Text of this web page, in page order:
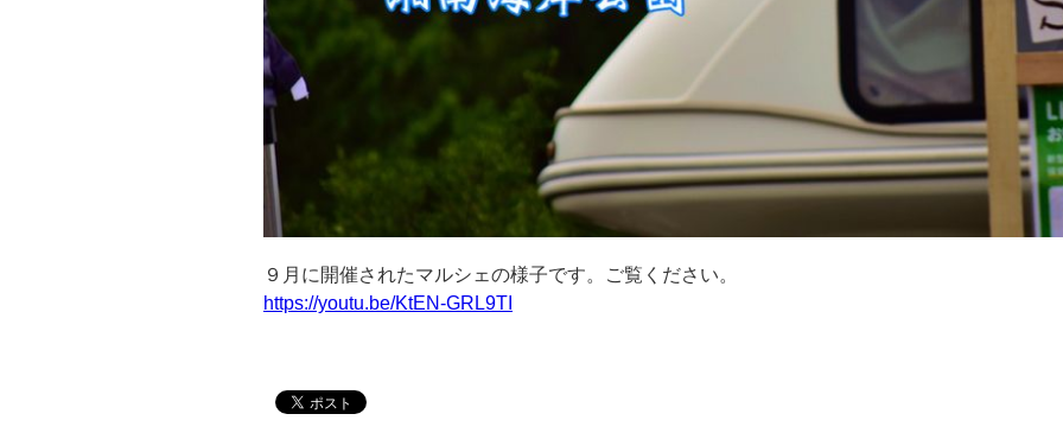
９月に開催されたマルシェの様子です。ご覧ください。
https://youtu.be/KtEN-GRL9TI